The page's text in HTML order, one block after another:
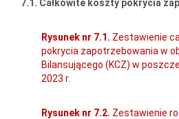
7.1. Całkowite koszty pokrycia
Rysunek nr 7.1. Zestawienie
pokrycia zapotrzebowania w
Bilansującego (KCZ) w
2023 r.
Rysunek nr 7.2. Zestawienie